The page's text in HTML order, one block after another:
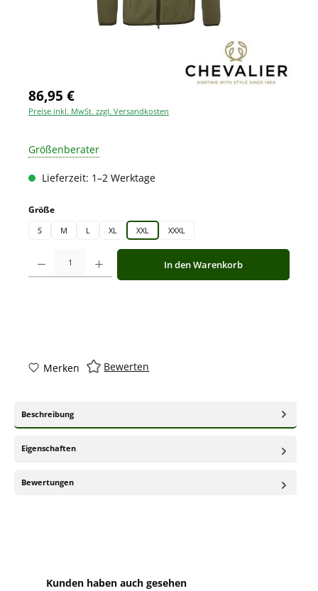
86,95 €
Preise inkl. MwSt. zzgl. Versandkosten
Größenberater
Lieferzeit: 1–2 Werktage
Größeauswählen
S M L XL XXL XXXL
Produkt Anzahl: Gib den gewünschten Wert ein oder benutze die
In den Warenkorb
Merken Bewerten
Beschreibung
Eigenschaften
Bewertungen
Produktgalerie überspringen
Kunden haben auch gesehen